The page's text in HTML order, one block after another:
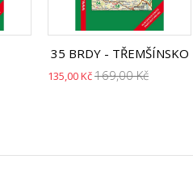
35 BRDY - TŘEMŠÍNSKO
135,00 Kč169,00 Kč